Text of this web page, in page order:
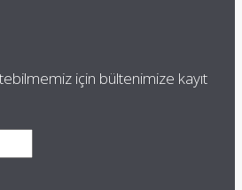
için bültenimize kayıt